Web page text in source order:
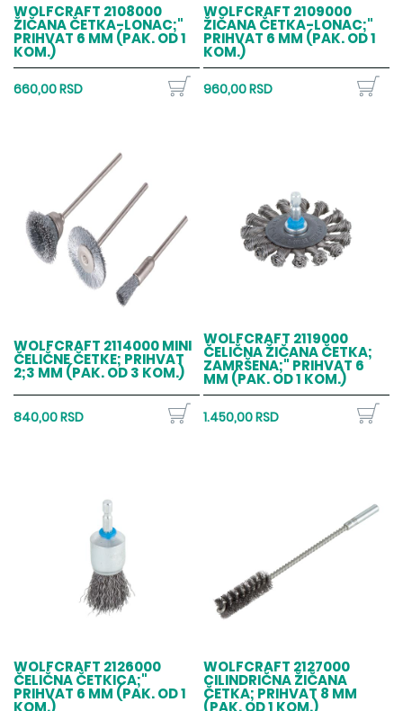
WOLFCRAFT 2108000
ŽIČANA ČETKA-LONAC;"
PRIHVAT 6 MM (PAK. OD 1
KOM.)
660,00 RSD
WOLFCRAFT 2109000
ŽIČANA ČETKA-LONAC;"
PRIHVAT 6 MM (PAK. OD 1
KOM.)
960,00 RSD
WOLFCRAFT 2114000 MINI
ČELIČNE ČETKE; PRIHVAT
2;3 MM (PAK. OD 3 KOM.)
840,00 RSD
WOLFCRAFT 2119000
ČELIČNA ŽIČANA ČETKA;
ZAMRŠENA;" PRIHVAT 6
MM (PAK. OD 1 KOM.)
1.450,00 RSD
WOLFCRAFT 2126000
ČELIČNA ČETKICA;"
PRIHVAT 6 MM (PAK. OD 1
KOM.)
WOLFCRAFT 2127000
CILINDRIČNA ŽIČANA
ČETKA; PRIHVAT 8 MM
(PAK. OD 1 KOM.)